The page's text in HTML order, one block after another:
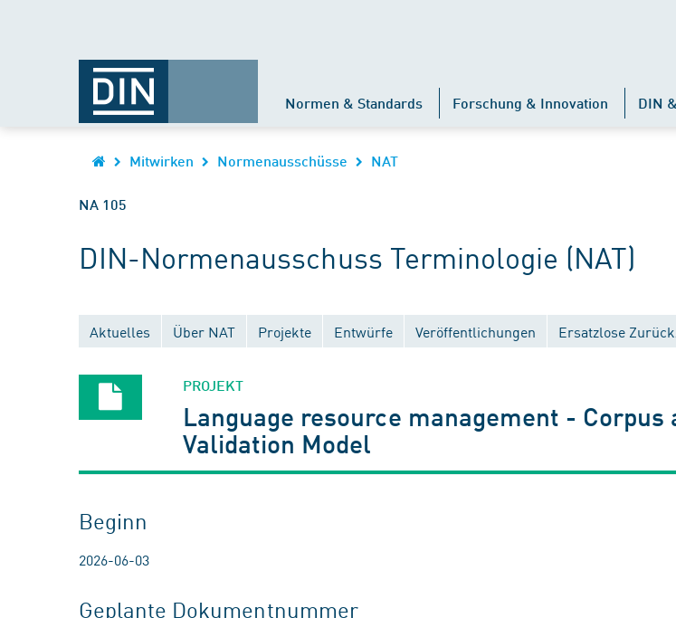
Normen & Standards Forschung & Innovation DIN
Mitwirken Normenausschüsse NAT
NA 105
DIN-Normenausschuss Terminologie (NAT)
Aktuelles Über NAT Projekte Entwürfe Veröffentlichungen Ersatzlose
PROJEKT
Language resource management -
Validation Model
Beginn
2026-06-03
Geplante Dokumentnummer